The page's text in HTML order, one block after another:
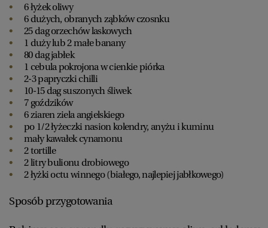
6 łyżek oliwy
6 dużych, obranych ząbków czosnku
25 dag orzechów laskowych
1 duży lub 2 małe banany
80 dag jabłek
1 cebula pokrojona w cienkie piórka
2-3 papryczki chilli
10-15 dag suszonych śliwek
7 goździków
6 ziaren ziela angielskiego
po 1/2 łyżeczki nasion kolendry, anyżu i kuminu
mały kawałek cynamonu
2 tortille
2 litry bulionu drobiowego
2 łyżki octu winnego (białego, najlepiej jabłkowego)
Sposób przygotowania